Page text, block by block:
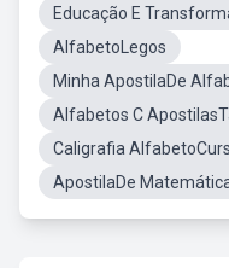
Educação E
AlfabetoLegos
Minha ApostilaDe
Alfabetos C
Caligrafia
ApostilaDe